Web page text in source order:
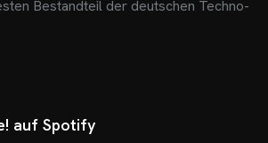
Bestandteil der deutschen Techno-
auf Spotify